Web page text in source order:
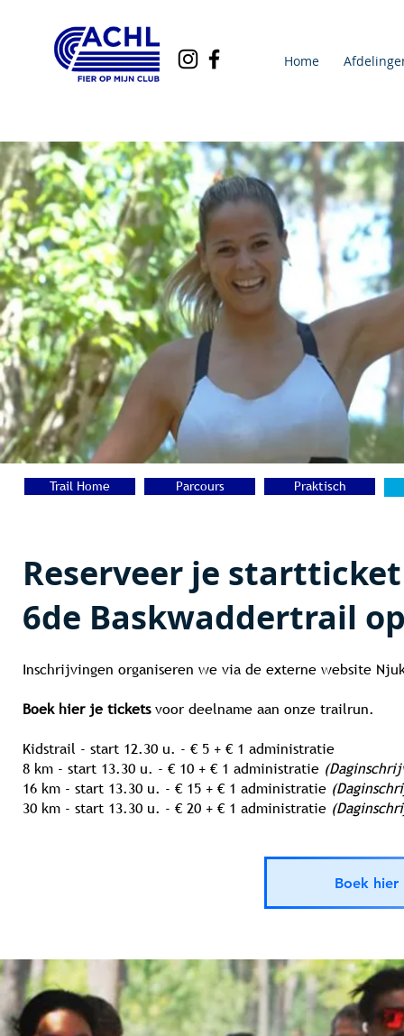
Home
Trail Home Parcours Praktisch
Reserveer je
6de Baskwaddertrail
Inschrijvingen organiseren we via de externe website
Boek hier je ticketsvoor deelname aan onze trailrun.
Kidstrail - start 12.30 u. - € 5 + € 1 administratie
8 km - start 13.30 u. - € 10 + € 1 administratie
16 km - start 13.30 u. - € 15 + € 1 administratie
30 km - start 13.30 u. - € 20 + € 1 administratie
Boek